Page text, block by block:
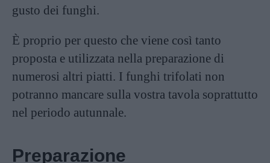
gusto dei funghi.
È proprio per questo che viene così tanto
proposta e utilizzata nella preparazione di
numerosi altri piatti. I funghi trifolati non
potranno mancare sulla vostra tavola soprattutto
nel periodo autunnale.
Preparazione